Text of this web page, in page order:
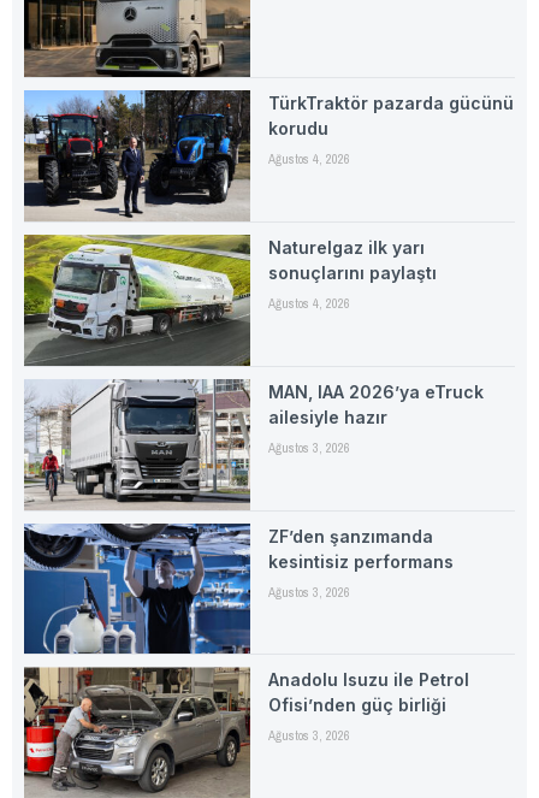
TürkTraktör pazarda gücünü
korudu
Ağustos 4, 2026
Naturelgaz ilk yarı
sonuçlarını paylaştı
Ağustos 4, 2026
MAN, IAA 2026’ya eTruck
ailesiyle hazır
Ağustos 3, 2026
ZF’den şanzımanda
kesintisiz performans
Ağustos 3, 2026
Anadolu Isuzu ile Petrol
Ofisi’nden güç birliği
Ağustos 3, 2026